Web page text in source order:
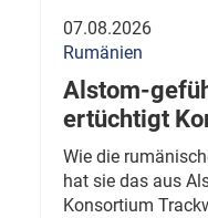
07.08.2026
Rumänien
Alstom-
ertüchtigt
Wie die
hat sie das aus
Konsortium